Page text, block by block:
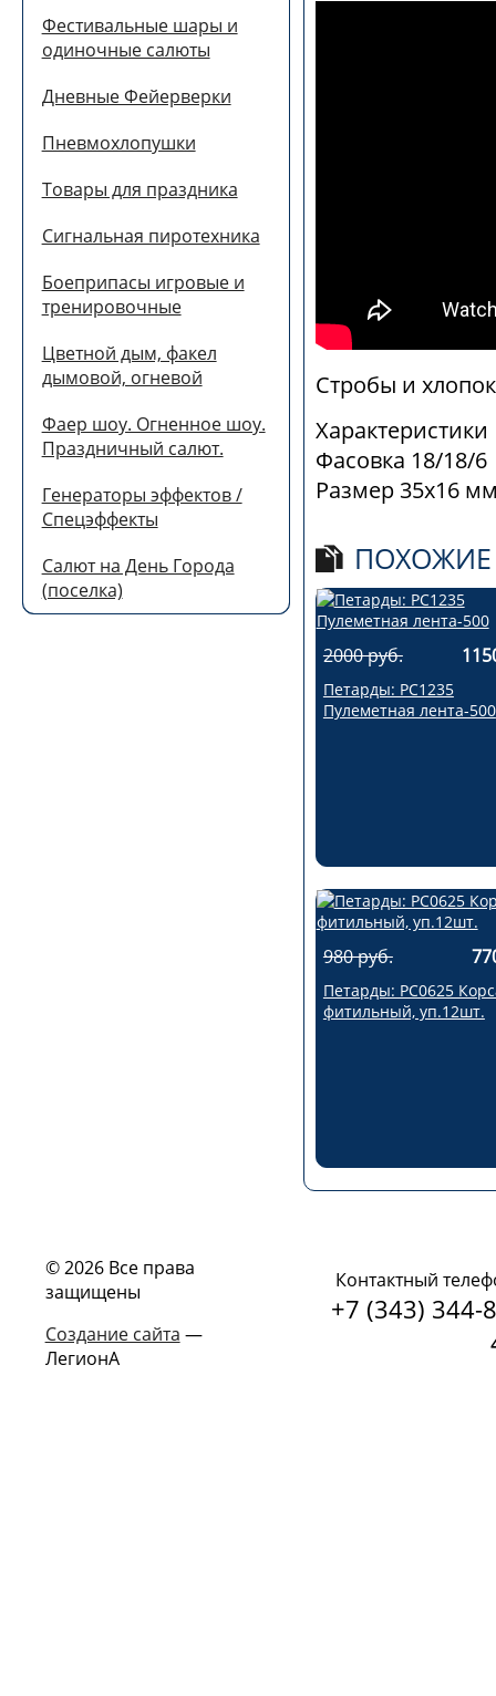
Фестивальные шары и
одиночные салюты
Дневные Фейерверки
Пневмохлопушки
Товары для праздника
Сигнальная пиротехника
Боеприпасы игровые и
тренировочные
Цветной дым, факел
дымовой, огневой
Фаер шоу. Огненное шоу.
Праздничный салют.
Генераторы эффектов /
Спецэффекты
Салют на День Города
(поселка)
Стробы и
Характеристики
Фасовка 18/18/6
Размер 35х16
2000 руб.
Петарды: РС1235
Пулеметная лента-500
980 руб.
Петарды: РС0625
фитильный, уп.12шт.
© 2026 Все права
защищены
Создание сайта —
ЛегионА
Контактный
+7 (343) 344-